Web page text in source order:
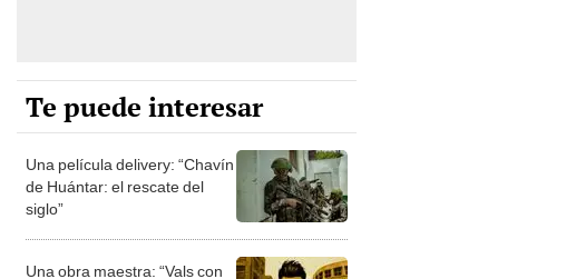
Te puede interesar
Una película delivery: “Chavín
de Huántar: el rescate del
siglo”
Una obra maestra: “Vals con